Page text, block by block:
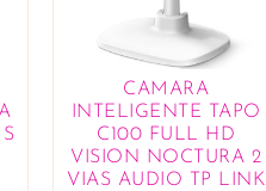
CAMARA
INTELIGENTE TAPO
C100 FULL HD
VISION NOCTURA 2
VIAS AUDIO TP LINK